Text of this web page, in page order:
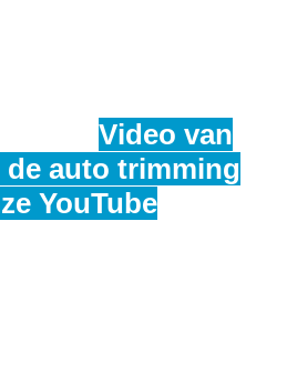
Video van
auto trimming
YouTube